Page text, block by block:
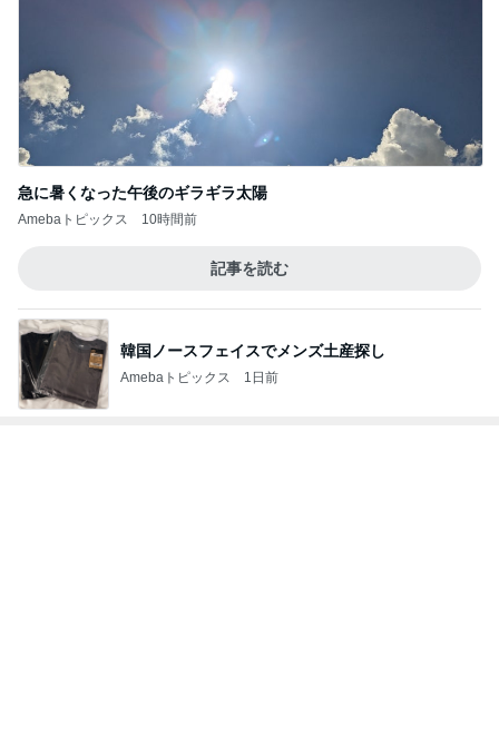
急に暑くなった午後のギラギラ太陽
Amebaトピックス 10時間前
記事を読む
韓国ノースフェイスでメンズ土産探し
Amebaトピックス 1日前